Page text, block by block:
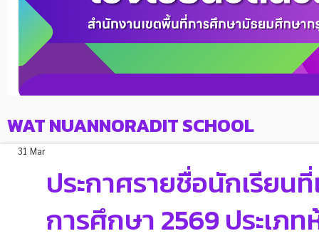
WAT NUANNORADIT SCHOOL
31 Mar
ประกาศรายชื่อนักเรียน
การศึกษา 2569 ประเภ